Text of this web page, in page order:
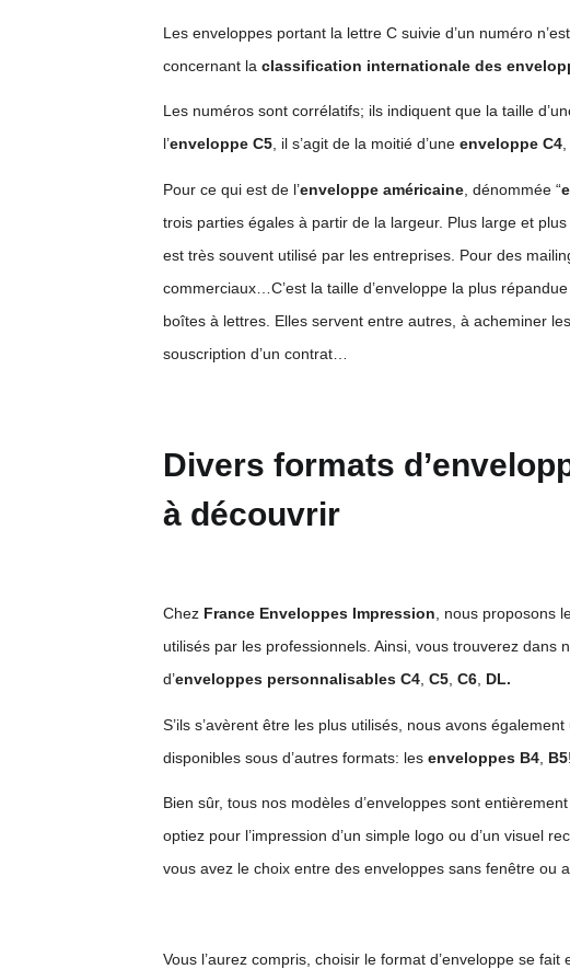
Les enveloppes portant la lettre C suivie d’un numéro
concernant laclassification internationale des
Les numéros sont corrélatifs; ils indiquent que la taille
l’enveloppe C5 , il s’agit de la moitié d’uneenveloppe C4
Pour ce qui est de l’enveloppe américaine , dénommée “
trois parties égales à partir de la largeur. Plus large et
est très souvent utilisé par les entreprises. Pour des
commerciaux…C’est la taille d’enveloppe la plus
boîtes à lettres. Elles servent entre autres, à acheminer
souscription d’un contrat…
Diversformats
à découvrir
Chez France Enveloppes Impression , nous proposons
utilisés par les professionnels. Ainsi, vous trouverez dans
d’enveloppes personnalisables C4 ,C5 ,C6 DL.
S’ils s’avèrent être les plus utilisés, nous avons également
disponibles sous d’autres formats: lesenveloppes B4 B5!
Bien sûr, tous nos modèles d’enveloppes sont entièrement
optiez pour l’impression d’un simple logo ou d’un visuel
vous avez le choix entre des enveloppes sans fenêtre ou
Vous l’aurez compris, choisir le format d’enveloppe se